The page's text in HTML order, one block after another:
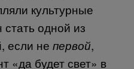
культурные
одной из
если не первой,
«да будет свет» в